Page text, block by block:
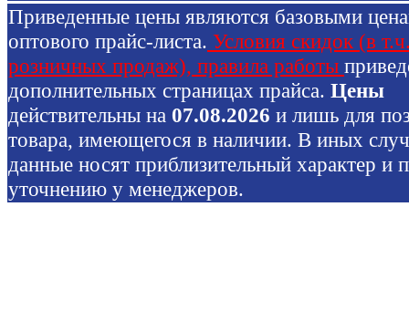
Приведенные цены являются базовыми
оптового прайс-листа. Условия скидок (в
розничных продаж), правила работы
дополнительных страницах прайса. Цены
действительны на 07.08.2026 и лишь для
товара, имеющегося в наличии. В иных
данные носят приблизительный характер и
уточнению у менеджеров.